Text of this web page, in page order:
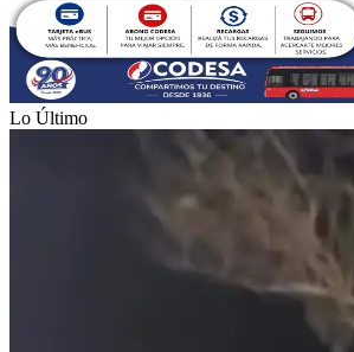
Lo Último